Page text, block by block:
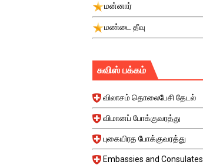
மன்னார்
மண்டை தீவு
சுவிஸ் பக்கம்
விலாசம் தொலைபேசி தேடல்
விமானப் போக்குவரத்து
புகையிரத போக்குவரத்து
Embassies and Consulates